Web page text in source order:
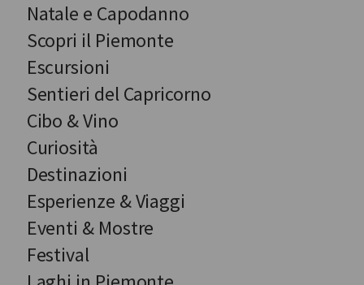
Natale e Capodanno
Scopri il Piemonte
Escursioni
Sentieri del Capricorno
Cibo & Vino
Curiosità
Destinazioni
Esperienze & Viaggi
Eventi & Mostre
Festival